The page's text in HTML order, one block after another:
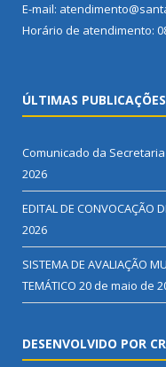
E-mail:
Horário de atendimento:
ÚLTIMAS PUBLICAÇÕES
Comunicado da
2026
EDITAL DE CONVOCAÇÃO
2026
SISTEMA DE AVALIAÇÃO
TEMÁTICO 20 de maio de
DESENVOLVIDO POR